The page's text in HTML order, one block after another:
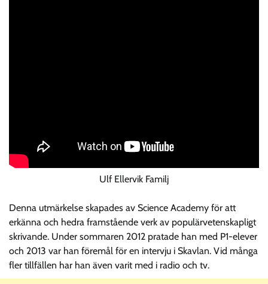
Ulf Ellervik Familj
Denna utmärkelse skapades av Science Academy för att
erkänna och hedra framstående verk av populärvetenskapligt
skrivande. Under sommaren 2012 pratade han med P1-elever
och 2013 var han föremål för en intervju i Skavlan. Vid många
fler tillfällen har han även varit med i radio och tv.